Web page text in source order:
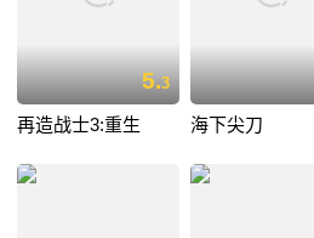
5.3
再造战士3:重生 海下尖刀